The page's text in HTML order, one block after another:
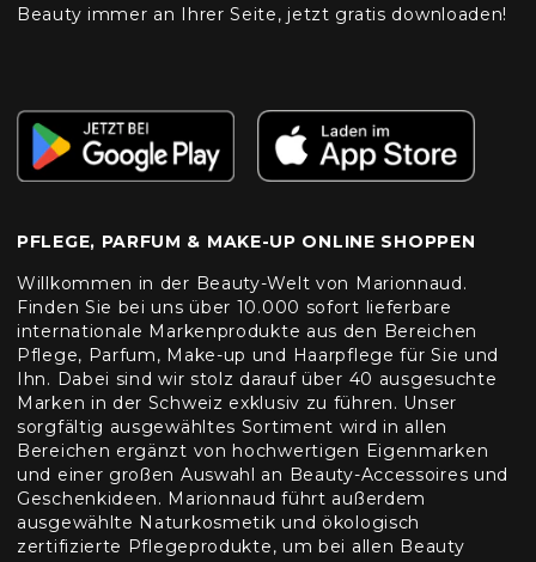
Beauty immer an Ihrer Seite, jetzt gratis downloaden!
PFLEGE, PARFUM & MAKE-UP ONLINE SHOPPEN
Willkommen in der Beauty-Welt von Marionnaud.
Finden Sie bei uns über 10.000 sofort lieferbare
internationale Markenprodukte aus den Bereichen
Pflege, Parfum, Make-up und Haarpflege für Sie und
Ihn. Dabei sind wir stolz darauf über 40 ausgesuchte
Marken in der Schweiz exklusiv zu führen. Unser
sorgfältig ausgewähltes Sortiment wird in allen
Bereichen ergänzt von hochwertigen Eigenmarken
und einer großen Auswahl an Beauty-Accessoires und
Geschenkideen. Marionnaud führt außerdem
ausgewählte Naturkosmetik und ökologisch
zertifizierte Pflegeprodukte, um bei allen Beauty